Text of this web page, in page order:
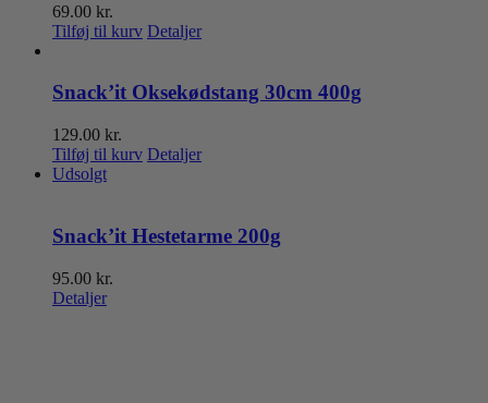
69.00 kr.
Tilføj til kurv Detaljer
Snack’it Oksekødstang 30cm 400g
129.00 kr.
Tilføj til kurv Detaljer
Udsolgt
Snack’it Hestetarme 200g
95.00 kr.
Detaljer